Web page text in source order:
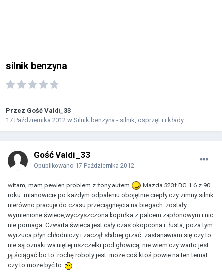
silnik benzyna
Przez Gość Valdi_33
17 Października 2012 w Silnik benzyna - silnik, osprzęt i układy
Gość Valdi_33
Opublikowano 17 Października 2012
witam, mam pewien problem z żony autem
Mazda 323f BG 1.6 z 90
roku. mianowicie po każdym odpaleniu obojętnie ciepły czy zimny silnik
nierówno pracuje do czasu przeciągnięcia na biegach. zostały
wymienione świece,wyczyszczona kopułka z palcem zapłonowym i nic
nie pomaga. Czwarta świeca jest cały czas okopcona i tłusta, poza tym
wyrzuca płyn chłodniczy i zaczął słabiej grzać. zastanawiam się czy to
nie są oznaki walniętej uszczelki pod głowicą, nie wiem czy warto jest
ją ściągać bo to trochę roboty jest. może coś ktoś powie na ten temat
czy to może być to.